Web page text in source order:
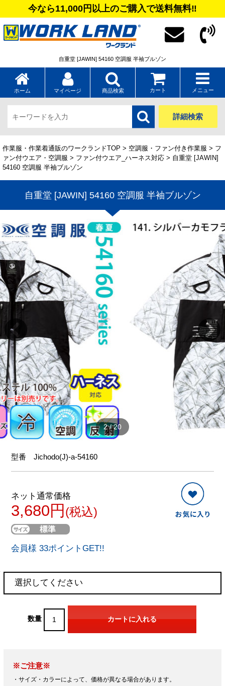
今なら11,000円以上のご購入で送料無料‼
自重堂 [JAWIN] 54160 空調服 半袖ブルゾン
ホーム マイページ 商品検索 カート メニュー
詳細検索
作業服・作業着通販のワークランドTOP > 空調服・ファン付き作業服 > フ
ァン付ウエア・空調服 > ファン付ウエア_ハーネス対応 > 自重堂 [JAWIN]
54160 空調服 半袖ブルゾン
自重堂 [JAWIN] 54160 空調服 半袖ブルゾン
2/20
型番Jichodo(J)-a-54160
ネット通常価格
3,680円 (税込)
会員様 33ポイントGET!!
数量
※ご注意※
・サイズ・カラーによって、価格が異なる場合があります。